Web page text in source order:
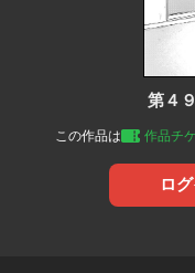
第４
この作品は 作品チ
ロ